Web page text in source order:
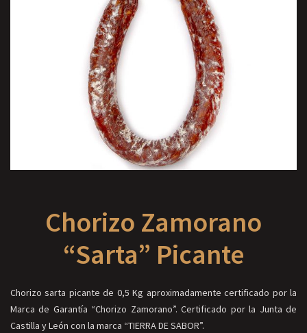
Chorizo Zamorano
“sarta” Picante
Chorizo sarta picante de 0,5 Kg aproximadamente certificado por la
Marca de Garantía “Chorizo Zamorano”. Certificado por la Junta de
Castilla y León con la marca “TIERRA DE SABOR”.